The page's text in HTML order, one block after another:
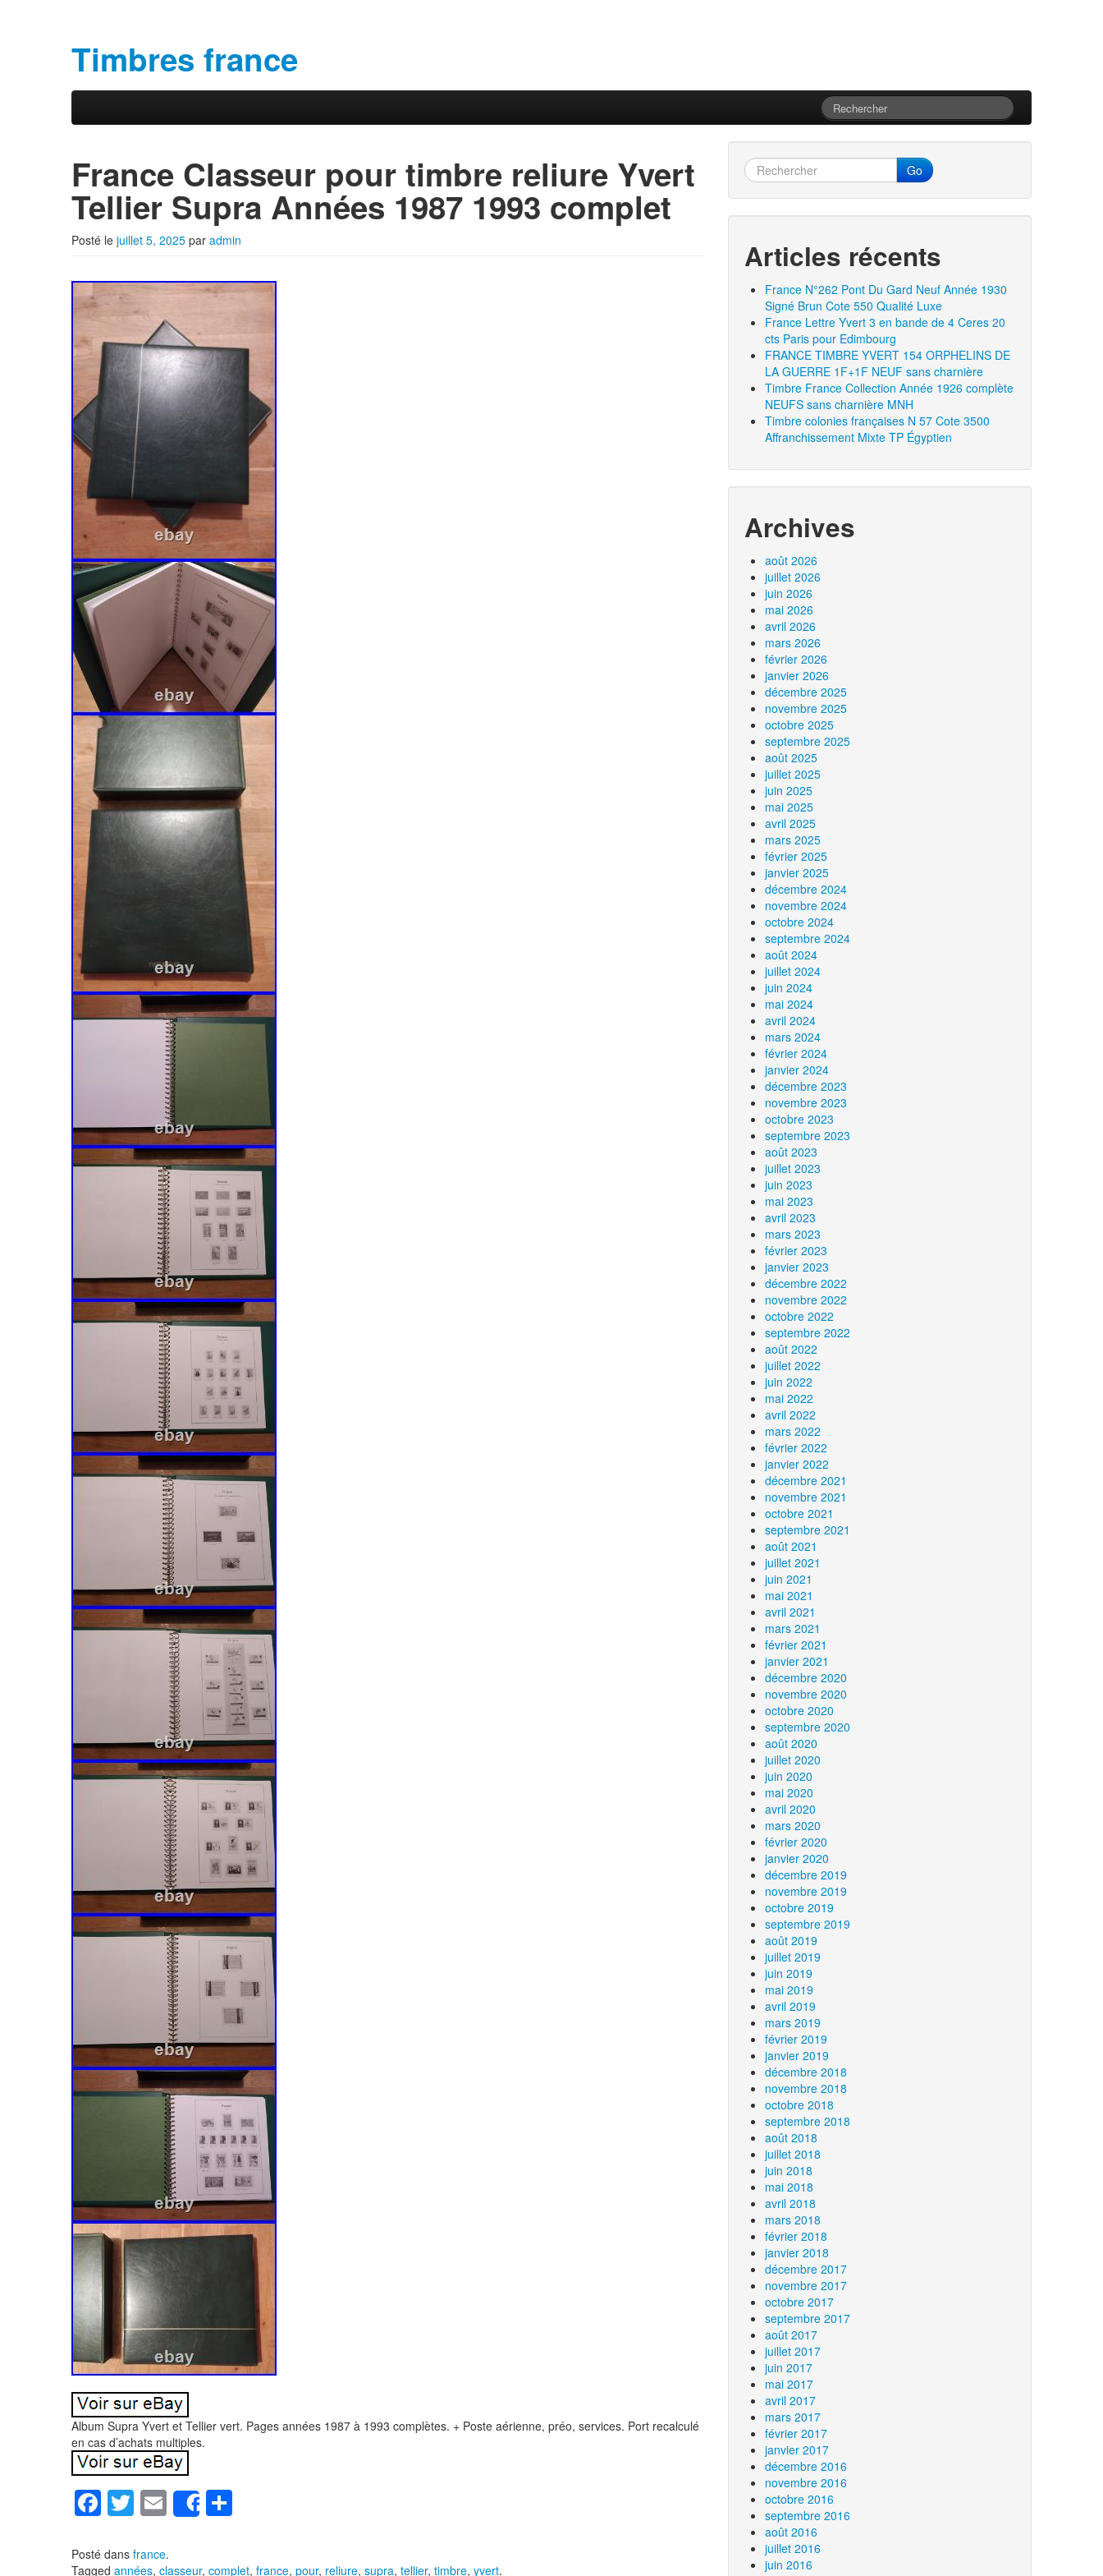
Timbres france
Menu principal
France Classeur pour timbre reliure Yvert
Tellier Supra Années 1987 1993 complet
Posté le juillet 5, 2025 par admin
Album Supra Yvert et Tellier vert. Pages années 1987 à 1993 complètes. + Poste aérienne, préo, services. Port recalculé
en cas d’achats multiples.
F
c
T
tt
E
m
ail
Share
ta
Posté dans france.
Tagged années, classeur, complet, france, pour, reliure, supra, tellier, timbre, yvert.
Go
Articles récents
France N°262 Pont Du Gard Neuf Année 1930
Signé Brun Cote 550 Qualité Luxe
France Lettre Yvert 3 en bande de 4 Ceres 20
cts Paris pour Edimbourg
FRANCE TIMBRE YVERT 154 ORPHELINS DE
LA GUERRE 1F+1F NEUF sans charnière
Timbre France Collection Année 1926 complète
NEUFS sans charnière MNH
Timbre colonies françaises N 57 Cote 3500
Affranchissement Mixte TP Égyptien
Archives
août 2026
juillet 2026
juin 2026
mai 2026
avril 2026
mars 2026
février 2026
janvier 2026
décembre 2025
novembre 2025
octobre 2025
septembre 2025
août 2025
juillet 2025
juin 2025
mai 2025
avril 2025
mars 2025
février 2025
janvier 2025
décembre 2024
novembre 2024
octobre 2024
septembre 2024
août 2024
juillet 2024
juin 2024
mai 2024
avril 2024
mars 2024
février 2024
janvier 2024
décembre 2023
novembre 2023
octobre 2023
septembre 2023
août 2023
juillet 2023
juin 2023
mai 2023
avril 2023
mars 2023
février 2023
janvier 2023
décembre 2022
novembre 2022
octobre 2022
septembre 2022
août 2022
juillet 2022
juin 2022
mai 2022
avril 2022
mars 2022
février 2022
janvier 2022
décembre 2021
novembre 2021
octobre 2021
septembre 2021
août 2021
juillet 2021
juin 2021
mai 2021
avril 2021
mars 2021
février 2021
janvier 2021
décembre 2020
novembre 2020
octobre 2020
septembre 2020
août 2020
juillet 2020
juin 2020
mai 2020
avril 2020
mars 2020
février 2020
janvier 2020
décembre 2019
novembre 2019
octobre 2019
septembre 2019
août 2019
juillet 2019
juin 2019
mai 2019
avril 2019
mars 2019
février 2019
janvier 2019
décembre 2018
novembre 2018
octobre 2018
septembre 2018
août 2018
juillet 2018
juin 2018
mai 2018
avril 2018
mars 2018
février 2018
janvier 2018
décembre 2017
novembre 2017
octobre 2017
septembre 2017
août 2017
juillet 2017
juin 2017
mai 2017
avril 2017
mars 2017
février 2017
janvier 2017
décembre 2016
novembre 2016
octobre 2016
septembre 2016
août 2016
juillet 2016
juin 2016